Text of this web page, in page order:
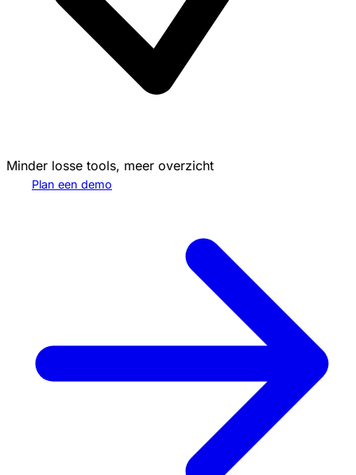
Minder losse tools, meer overzicht
Plan een demo